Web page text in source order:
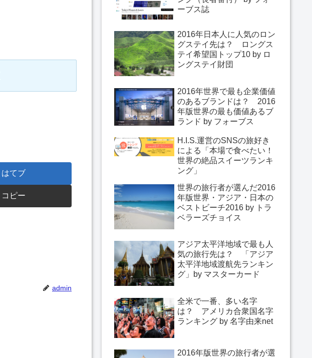
はてブ
コピー
admin
ーブス誌
2016年日本人に人気のロン
グステイ先は？ ロングス
テイ希望国トップ10 by ロ
ングステイ財団
2016年世界で最も企業価値
のあるブランドは？ 2016
年版世界の最も価値あるブ
ランド by フォーブス
H.I.S.運営のSNSの旅好き
による「本場で食べたい！
世界の絶品スイーツランキ
ング」
世界の旅行者が選んだ2016
年版世界・アジア・日本の
ベストビーチ2016 by トラ
ベラーズチョイス
アジア太平洋地域で最も人
気の旅行先は？ 「アジア
太平洋地域渡航先ランキン
グ」by マスターカード
全米で一番、多い名字
は？ アメリカ合衆国名字
ランキング by 名字由来net
2016年版世界の旅行者が選